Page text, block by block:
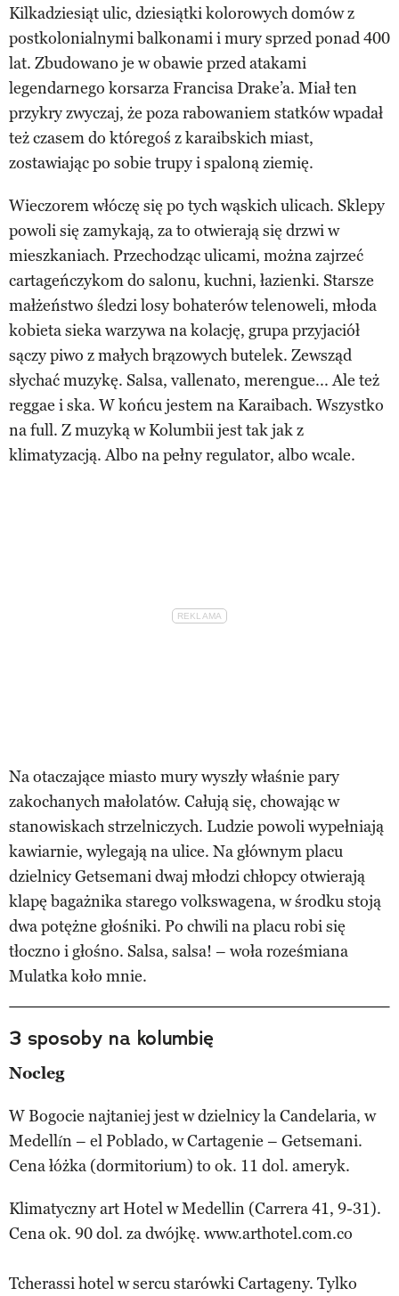
Kilkadziesiąt ulic, dziesiątki kolorowych domów z
postkolonialnymi balkonami i mury sprzed ponad 400
lat. Zbudowano je w obawie przed atakami
legendarnego korsarza Francisa Drake’a. Miał ten
przykry zwyczaj, że poza rabowaniem statków wpadał
też czasem do któregoś z karaibskich miast,
zostawiając po sobie trupy i spaloną ziemię.
Wieczorem włóczę się po tych wąskich ulicach. Sklepy
powoli się zamykają, za to otwierają się drzwi w
mieszkaniach. Przechodząc ulicami, można zajrzeć
cartageńczykom do salonu, kuchni, łazienki. Starsze
małżeństwo śledzi losy bohaterów telenoweli, młoda
kobieta sieka warzywa na kolację, grupa przyjaciół
sączy piwo z małych brązowych butelek. Zewsząd
słychać muzykę. Salsa, vallenato, merengue... Ale też
reggae i ska. W końcu jestem na Karaibach. Wszystko
na full. Z muzyką w Kolumbii jest tak jak z
klimatyzacją. Albo na pełny regulator, albo wcale.
Na otaczające miasto mury wyszły właśnie pary
zakochanych małolatów. Całują się, chowając w
stanowiskach strzelniczych. Ludzie powoli wypełniają
kawiarnie, wylegają na ulice. Na głównym placu
dzielnicy Getsemani dwaj młodzi chłopcy otwierają
klapę bagażnika starego volkswagena, w środku stoją
dwa potężne głośniki. Po chwili na placu robi się
tłoczno i głośno. Salsa, salsa! – woła roześmiana
Mulatka koło mnie.
3 sposoby na kolumbię
Nocleg
W Bogocie najtaniej jest w dzielnicy la Candelaria, w
Medellín – el Poblado, w Cartagenie – Getsemani.
Cena łóżka (dormitorium) to ok. 11 dol. ameryk.
Klimatyczny art Hotel w Medellin (Carrera 41, 9-31).
Cena ok. 90 dol. za dwójkę. www.arthotel.com.co
Tcherassi hotel w sercu starówki Cartageny. Tylko